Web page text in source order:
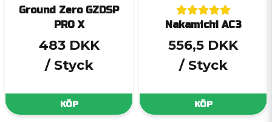
Ground Zero GZDSP
PRO X
483 DKK
/ Styck
KÖP
Nakamichi AC3
556,5 DKK
/ Styck
KÖP